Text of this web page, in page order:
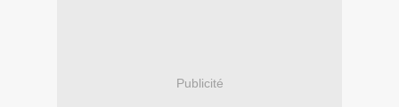
Publicité